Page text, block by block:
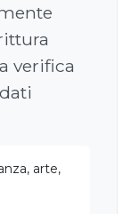
verifica
arte,